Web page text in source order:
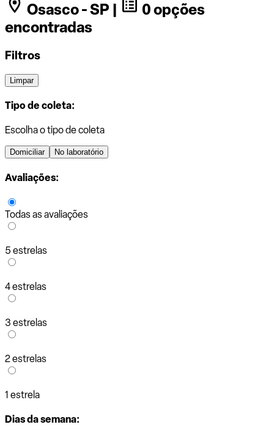
Osasco - SP |
0 opções
encontradas
Filtros
Limpar
Tipo de coleta:
Escolha o tipo de coleta
Domiciliar No laboratório
Avaliações:
Todas as avaliações
5 estrelas
4 estrelas
3 estrelas
2 estrelas
1 estrela
Dias da semana: